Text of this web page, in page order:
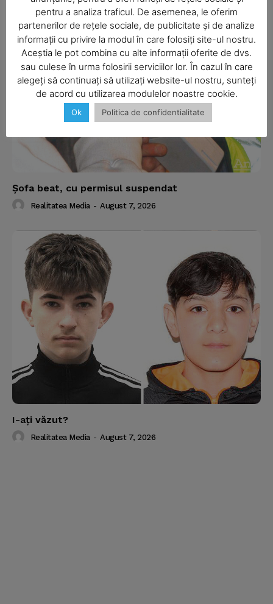
SUBSCRIBE NOW
Company
About
Contact us
Subscription Plans
My account
Şofa beat, cu permisul suspendat
Realitatea Media - August 7, 2026
I-aţi văzut?
Realitatea Media - August 7, 2026
pentru a analiza traficul. De asemenea, le oferim
partenerilor de rețele sociale, de publicitate și de analize
informații cu privire la modul în care folosiți site-ul nostru.
Aceștia le pot combina cu alte informații oferite de dvs.
sau culese în urma folosirii serviciilor lor. În cazul în care
alegeți să continuați să utilizați website-ul nostru, sunteți
de acord cu utilizarea modulelor noastre cookie.
Ok Politica de confidentialitate